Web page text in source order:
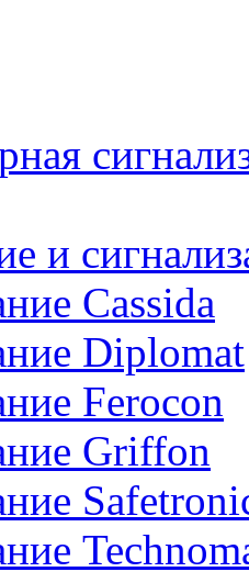
и
Cassida
Diplomat
Ferocon
Griffon